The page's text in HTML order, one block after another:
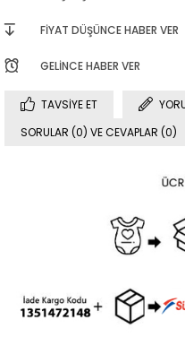
FIYAT DÜŞÜNCE HABER VER
GELINCE HABER VER
TAVSIYE ET
SORULAR (0) VE CEVAPLAR (0)